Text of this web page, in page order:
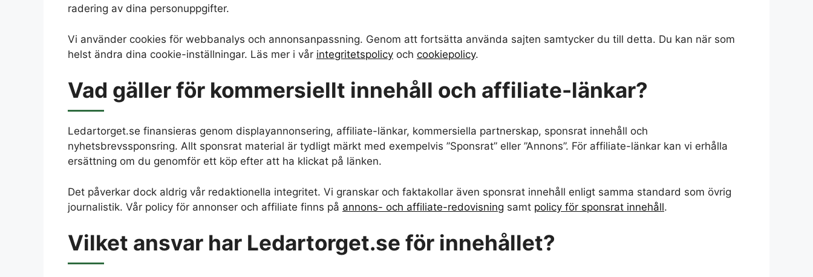
radering av dina personuppgifter.
Vi använder cookies för webbanalys och annonsanpassning. Genom att fortsätta använda sajten samtycker du till detta. Du kan när som
helst ändra dina cookie-inställningar. Läs mer i vår integritetspolicy och cookiepolicy.
Vad gäller för kommersiellt innehåll och affiliate-länkar?
Ledartorget.se finansieras genom displayannonsering, affiliate-länkar, kommersiella partnerskap, sponsrat innehåll och
nyhetsbrevssponsring. Allt sponsrat material är tydligt märkt med exempelvis ”Sponsrat” eller ”Annons”. För affiliate-länkar kan vi erhålla
ersättning om du genomför ett köp efter att ha klickat på länken.
Det påverkar dock aldrig vår redaktionella integritet. Vi granskar och faktakollar även sponsrat innehåll enligt samma standard som övrig
journalistik. Vår policy för annonser och affiliate finns på annons- och affiliate-redovisning samt policy för sponsrat innehåll.
Vilket ansvar har Ledartorget.se för innehållet?